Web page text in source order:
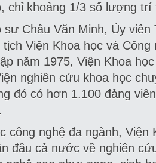
chỉ khoảng 1/3 số lượng
sư Châu Văn Minh, Ủy
Viện Khoa học và Công
năm 1975, Viện Khoa
nghiên cứu khoa học
đó có hơn 1.100 đảng
công nghệ đa ngành, Viện
đầu cả nước về nghiên